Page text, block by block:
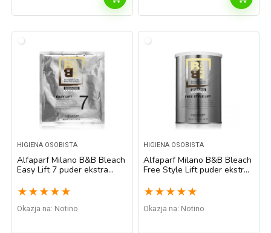
HIGIENA OSOBISTA
Alfaparf Milano B&B Bleach
Easy Lift 7 puder ekstra
★ ★ ★ ★ ★
Okazja na: Notino
HIGIENA OSOBISTA
Alfaparf Milano B&B Bleach
Free Style Lift puder ekstra
★ ★ ★ ★ ★
Okazja na: Notino